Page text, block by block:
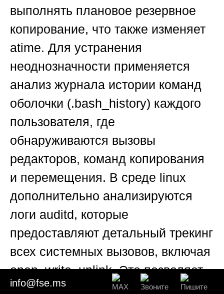
выполнять плановое резервное
копирование, что также изменяет
atime. Для устранения
неоднозначности применяется
анализ журнала истории команд
оболочки (.bash_history) каждого
пользователя, где
обнаруживаются вызовы
редакторов, команд копирования
и перемещения. В среде linux
дополнительно анализируются
логи auditd, которые
предоставляют детальный трекинг
всех системных вызовов, включая
open, write, unlink. Это позволяет
отследить даже те действия,
info@fse.ms